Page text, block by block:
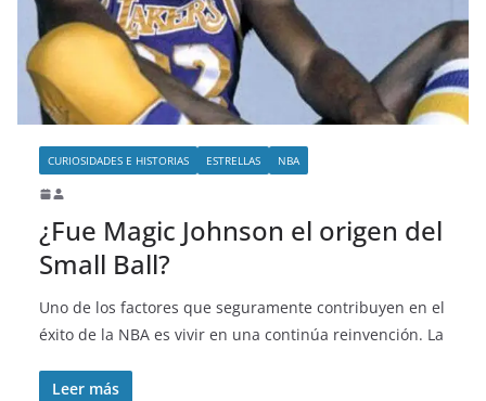
CURIOSIDADES E HISTORIAS ESTRELLAS NBA
¿Fue Magic Johnson el origen del
Small Ball?
Uno de los factores que seguramente contribuyen en el
éxito de la NBA es vivir en una continúa reinvención. La
Leer más